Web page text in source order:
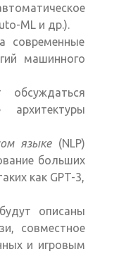
ML и др.).
современные
машинного
языке(NLP)
больших
как GPT-3,
описаны
совместное
и игровым